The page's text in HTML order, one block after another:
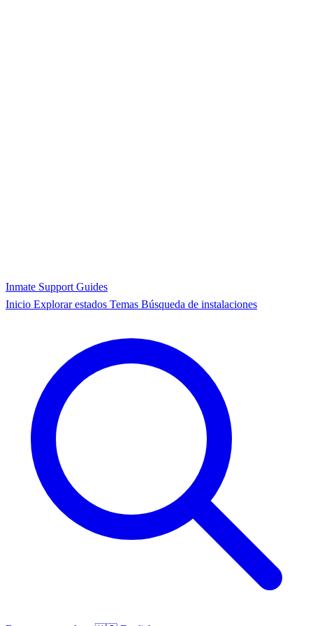
Inmate Support Guides
Inicio Explorar estados Temas Búsqueda de instalaciones